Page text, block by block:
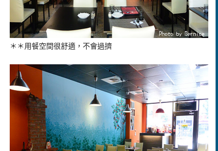
＊＊用餐空間很舒適，不會過擠